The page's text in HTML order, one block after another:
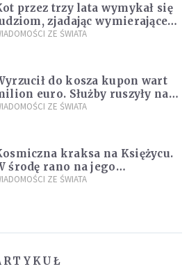
przez trzy lata wymykał się
zjadając wymierające
W końcu popełnił
ZE ŚWIATA
do kosza kupon wart
euro. Służby ruszyły na
ZE ŚWIATA
kraksa na Księżycu.
środę rano na jego
dojdzie do
ZE ŚWIATA